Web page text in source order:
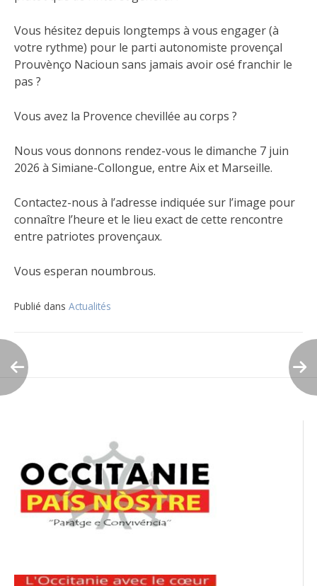
Vous hésitez depuis longtemps à vous engager (à
votre rythme) pour le parti autonomiste provençal
Prouvènço Nacioun sans jamais avoir osé franchir le
pas ?
Vous avez la Provence chevillée au corps ?
Nous vous donnons rendez-vous le dimanche 7 juin
2026 à Simiane-Collongue, entre Aix et Marseille.
Contactez-nous à l’adresse indiquée sur l’image pour
connaître l’heure et le lieu exact de cette rencontre
entre patriotes provençaux.
Vous esperan noumbrous.
Publié dans Actualités
de
l’article